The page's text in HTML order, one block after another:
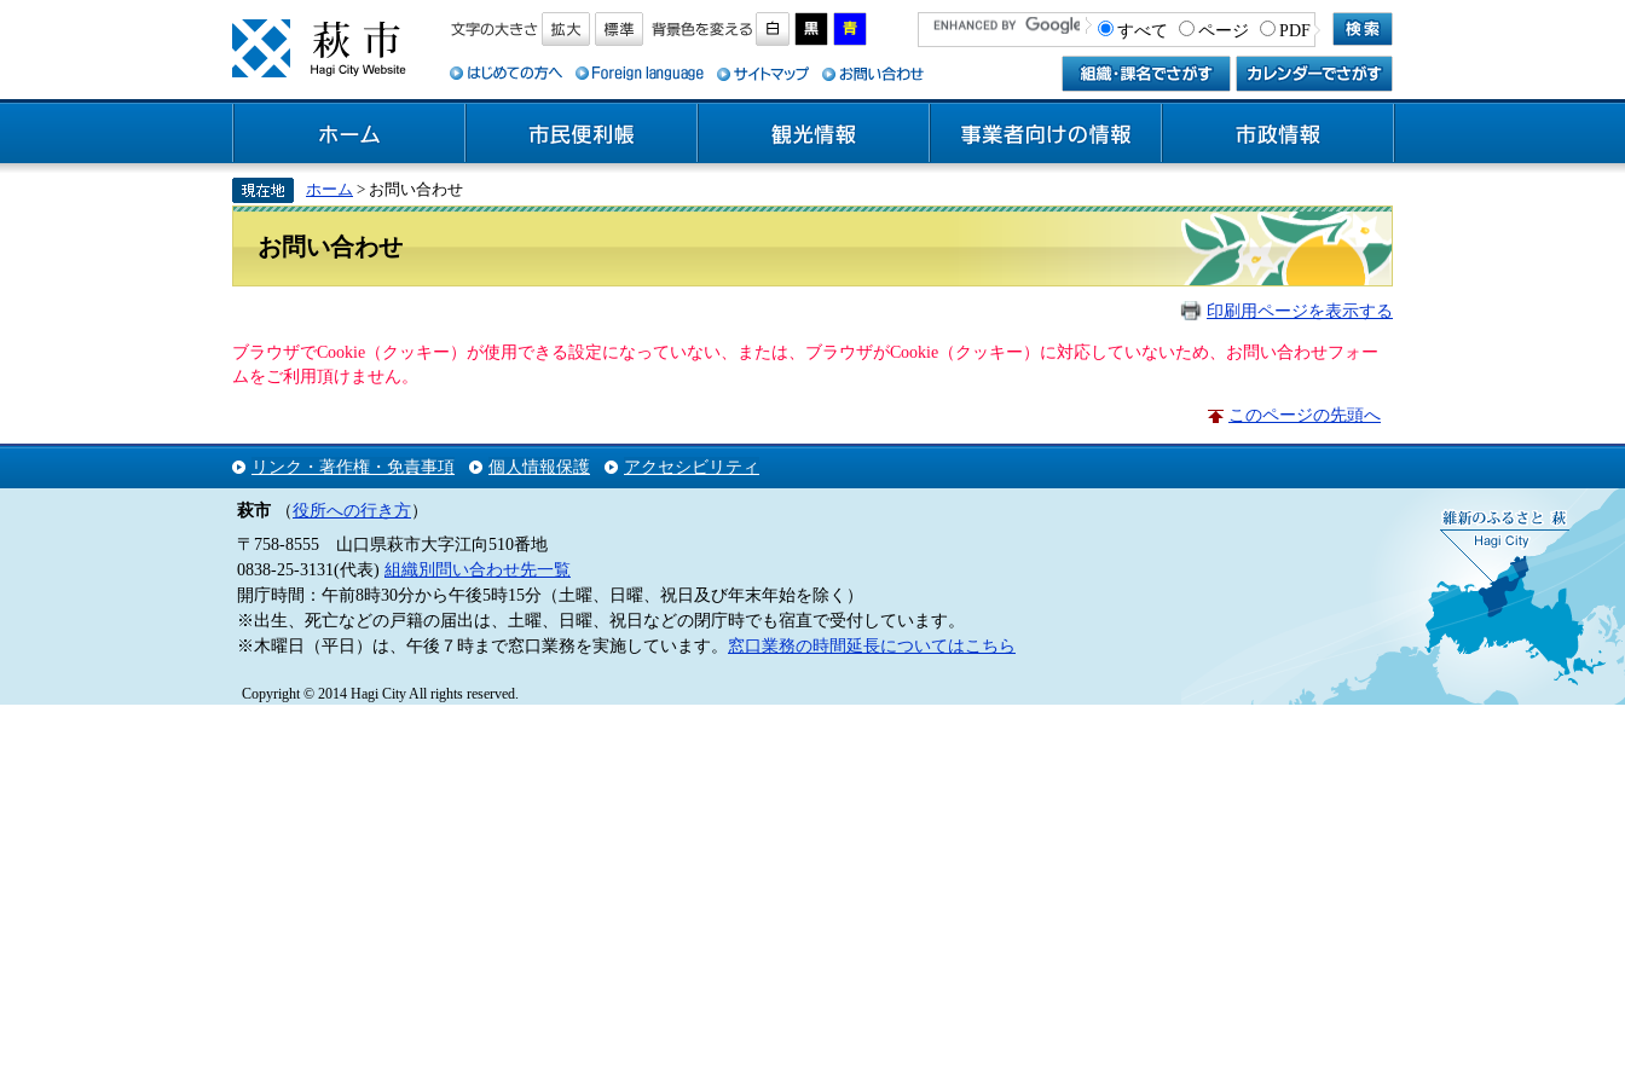
すべて ページ PDF
ホーム > お問い合わせ
お問い合わせ
印刷用ページを表示する
ブラウザでCookie（クッキー）が使用できる設定になっていない、または、ブラウザがCookie（クッキー）に対応していないため、お問い合わせフォー
ムをご利用頂けません。
このページの先頭へ
リンク・著作権・免責事項 個人情報保護 アクセシビリティ
萩市 （役所への行き方）
〒758-8555 山口県萩市大字江向510番地
0838-25-3131(代表) 組織別問い合わせ先一覧
開庁時間：午前8時30分から午後5時15分（土曜、日曜、祝日及び年末年始を除く）
※出生、死亡などの戸籍の届出は、土曜、日曜、祝日などの閉庁時でも宿直で受付しています。
※木曜日（平日）は、午後７時まで窓口業務を実施しています。 窓口業務の時間延長についてはこちら
Copyright © 2014 Hagi City All rights reserved.